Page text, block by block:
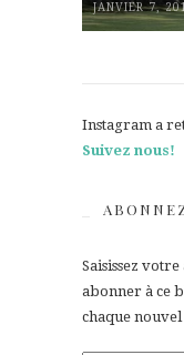
JANVIER 7,
Instagram a
Suivez nous!
Saisissez
abonner à ce
chaque